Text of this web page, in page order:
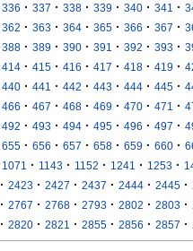
336 · 337 · 338 · 339 · 340 · 341 ·
362 · 363 · 364 · 365 · 366 · 367 ·
388 · 389 · 390 · 391 · 392 · 393 ·
414 · 415 · 416 · 417 · 418 · 419 ·
440 · 441 · 442 · 443 · 444 · 445 ·
466 · 467 · 468 · 469 · 470 · 471 ·
492 · 493 · 494 · 495 · 496 · 497 ·
655 · 656 · 657 · 658 · 659 · 660 ·
1071 · 1143 · 1152 · 1241 · 1253 ·
· 2423 · 2427 · 2437 · 2444 · 2445 ·
· 2767 · 2768 · 2793 · 2802 · 2803 ·
· 2820 · 2821 · 2855 · 2856 · 2857 ·